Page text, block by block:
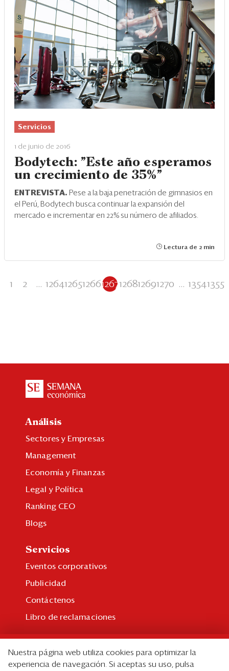
Servicios
1 de junio de 2016
Bodytech: "Este año esperamos
un crecimiento de 35%"
ENTREVISTA. Pese a la baja penetración de gimnasios en
el Perú, Bodytech busca continuar la expansión del
mercado e incrementar en 22% su número de afiliados.
Lectura de 2 min
1 2 ... 1264126512661267 126812691270 ... 13541355
Análisis
Sectores y Empresas
Management
Economía y Finanzas
Legal y Política
Ranking CEO
Blogs
Servicios
Eventos corporativos
Publicidad
Contáctenos
Libro de reclamaciones
Suscripción individual
Nuestra página web utiliza cookies para optimizar la
experiencia de navegación. Si aceptas su uso, pulsa